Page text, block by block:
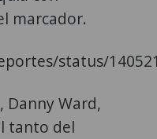
marcador.
status/
Danny Ward,
tanto del